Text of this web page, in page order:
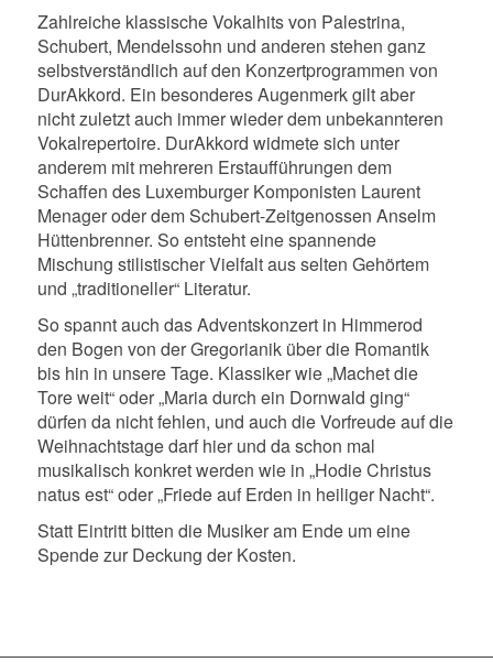
Zahlreiche klassische Vokalhits von Palestrina,
Schubert, Mendelssohn und anderen stehen ganz
selbstverständlich auf den Konzertprogrammen von
DurAkkord. Ein besonderes Augenmerk gilt aber
nicht zuletzt auch immer wieder dem unbekannteren
Vokalrepertoire. DurAkkord widmete sich unter
anderem mit mehreren Erstaufführungen dem
Schaffen des Luxemburger Komponisten Laurent
Menager oder dem Schubert-Zeitgenossen Anselm
Hüttenbrenner. So entsteht eine spannende
Mischung stilistischer Vielfalt aus selten Gehörtem
und „traditioneller“ Literatur.
So spannt auch das Adventskonzert in Himmerod
den Bogen von der Gregorianik über die Romantik
bis hin in unsere Tage. Klassiker wie „Machet die
Tore weit“ oder „Maria durch ein Dornwald ging“
dürfen da nicht fehlen, und auch die Vorfreude auf die
Weihnachtstage darf hier und da schon mal
musikalisch konkret werden wie in „Hodie Christus
natus est“ oder „Friede auf Erden in heiliger Nacht“.
Statt Eintritt bitten die Musiker am Ende um eine
Spende zur Deckung der Kosten.